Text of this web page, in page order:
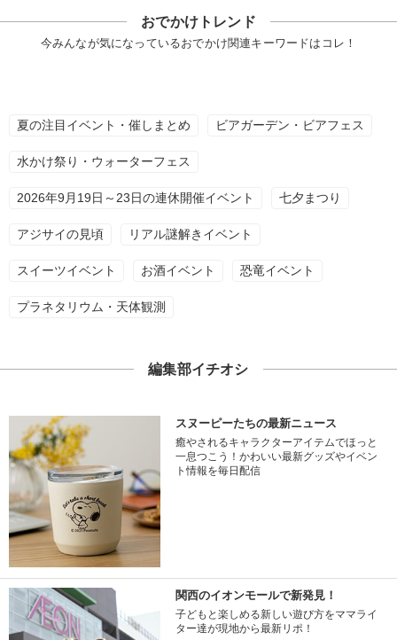
おでかけトレンド
今みんなが気になっているおでかけ関連キーワードはコレ！
夏の注目イベント・催しまとめ ビアガーデン・ビアフェス
水かけ祭り・ウォーターフェス
2026年9月19日～23日の連休開催イベント 七夕まつり
アジサイの見頃 リアル謎解きイベント
スイーツイベント お酒イベント 恐竜イベント
プラネタリウム・天体観測
編集部イチオシ
スヌーピーたちの最新ニュース
癒やされるキャラクターアイテムでほっと
一息つこう！かわいい最新グッズやイベン
ト情報を毎日配信
関西のイオンモールで新発見！
子どもと楽しめる新しい遊び方をママライ
ター達が現地から最新リポ！